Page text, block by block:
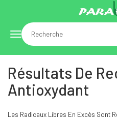
Toggle
navigation
Résultats De
Antioxydant
Les Radicaux Libres En Excès Sont